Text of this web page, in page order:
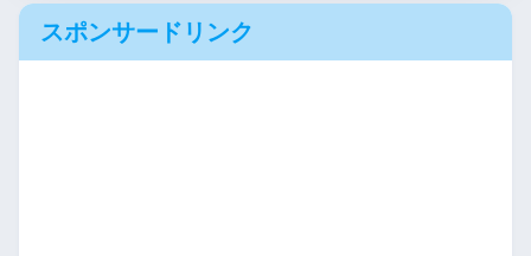
スポンサードリンク